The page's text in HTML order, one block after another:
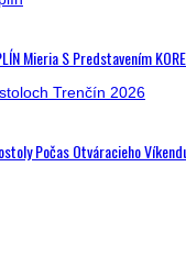
Mieria S Predstavením
Počas Otváracieho